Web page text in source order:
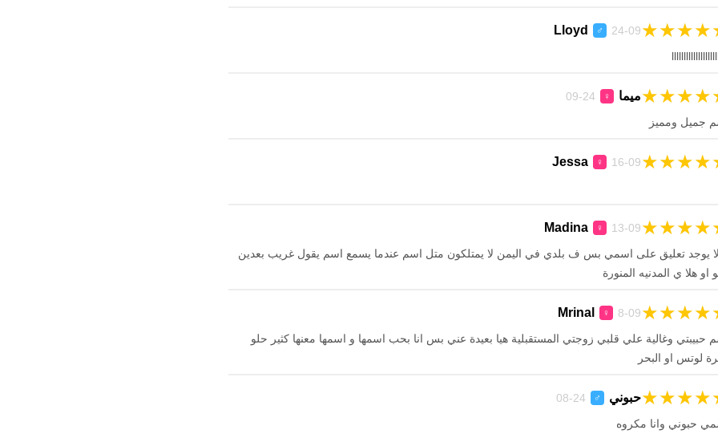
Lloyd ♂ 24-09 ★
★
★
★
ميما ♀
24-09 ★
★
★
★
جميل ومميز
Jessa ♀ 16-09 ★
★
★
★
Madina ♀ 13-09 ★
★
★
★
لا يوجد تعليق على اسمي بس ف بلدي في اليمن لا يمتلكون متل اسم عندما يسمع اسم يقول غريب بعدين
او هلا ي المدنيه المنورة
Mrinal ♀ 8-09 ★
★
★
★
حبيبتي وغالية علي قلبي زوجتي المستقبلية هيا بعيدة عني بس انا بحب اسمها و اسمها معنها كثير حلو
لوتس او البحر
حبوني ♂
24-08 ★
★
★
★
حبوني وانا مكروه